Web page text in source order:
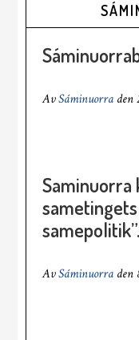
AvSáminuorra den
samepolitik”.
AvSáminuorra den